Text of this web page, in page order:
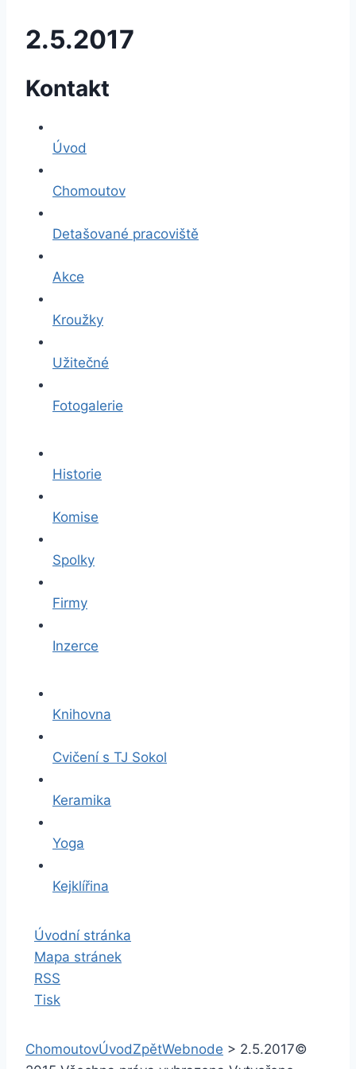
2.5.2017
Kontakt
Úvod
Chomoutov
Detašované pracoviště
Akce
Kroužky
Užitečné
Fotogalerie
Historie
Komise
Spolky
Firmy
Inzerce
Knihovna
Cvičení s TJ Sokol
Keramika
Yoga
Kejklířina
Úvodní stránka
Mapa stránek
RSS
Tisk
ChomoutovÚvodZpětWebnode > 2.5.2017©